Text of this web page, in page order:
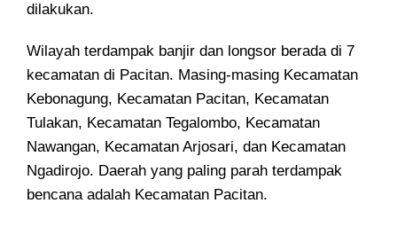
dilakukan.
Wilayah terdampak banjir dan longsor berada di 7
kecamatan di Pacitan. Masing-masing Kecamatan
Kebonagung, Kecamatan Pacitan, Kecamatan
Tulakan, Kecamatan Tegalombo, Kecamatan
Nawangan, Kecamatan Arjosari, dan Kecamatan
Ngadirojo. Daerah yang paling parah terdampak
bencana adalah Kecamatan Pacitan.